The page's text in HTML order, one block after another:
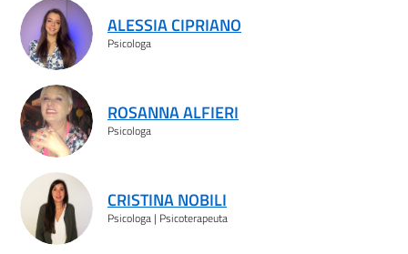
ALESSIA CIPRIANO
Psicologa
ROSANNA ALFIERI
Psicologa
CRISTINA NOBILI
Psicologa | Psicoterapeuta